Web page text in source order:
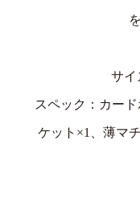
サイ
スペック：カー
ケット×1、薄マ